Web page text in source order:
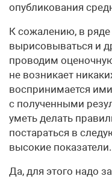
опубликования
К сожалению, в
вырисовываться и
проводим
не возникает
воспринимается
с полученными
уметь делать
постараться в
высокие показатели.
Да, для этого надо